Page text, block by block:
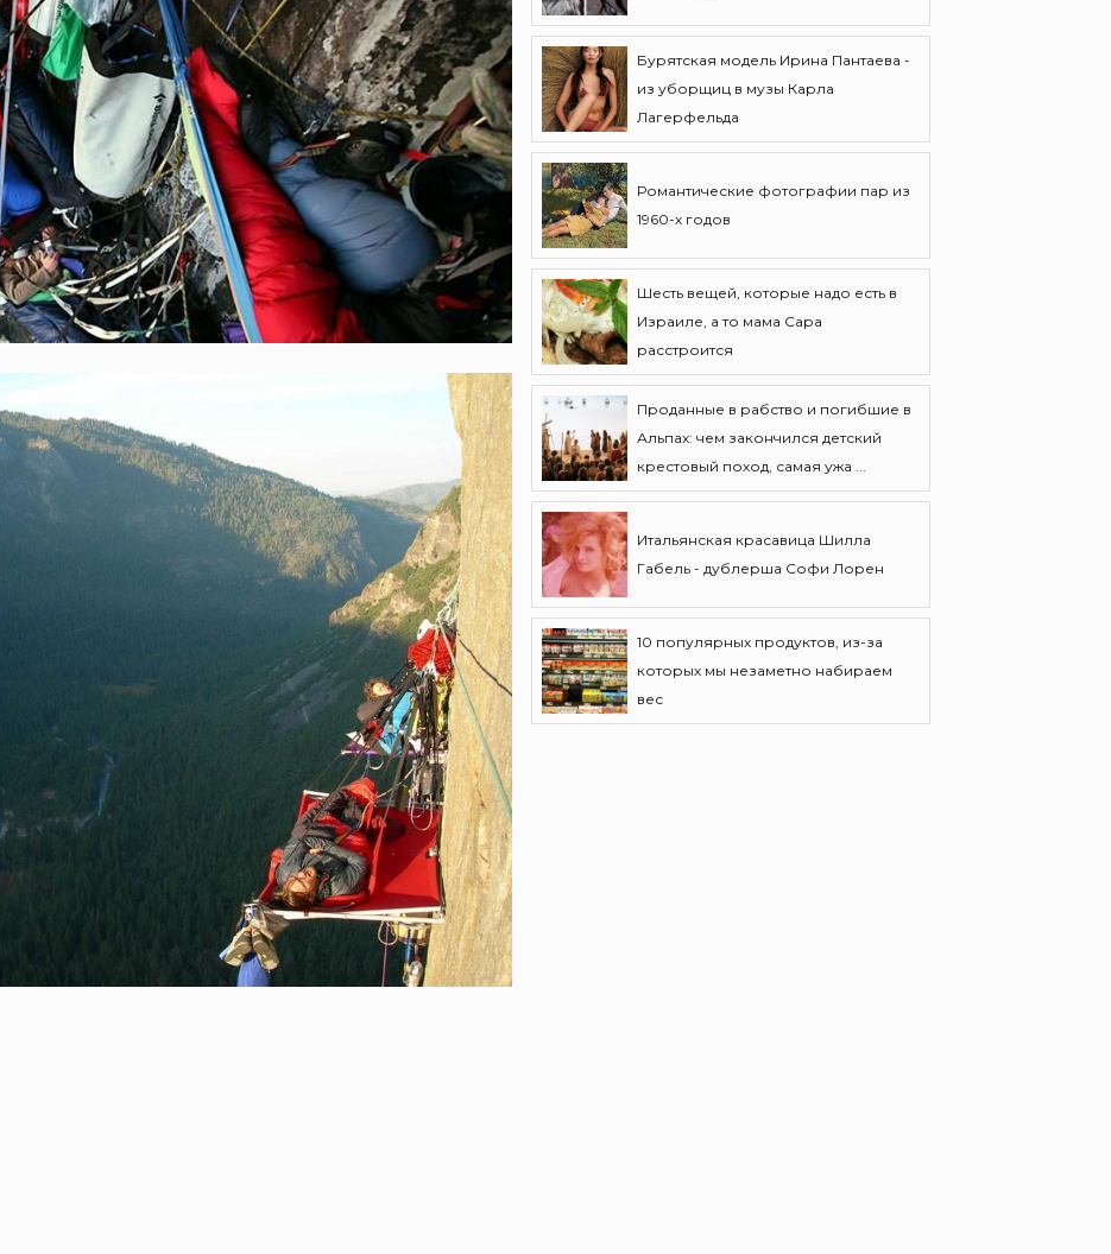
Бурятская модель Ирина Пантаева -
из уборщиц в музы Карла
Лагерфельда
Романтические фотографии пар из
1960-х годов
Шесть вещей, которые надо есть в
Израиле, а то мама Сара
расстроится
Проданные в рабство и погибшие в
Альпах: чем закончился детский
крестовый поход, самая ужа ...
Итальянская красавица Шилла
Габель - дублерша Софи Лорен
10 популярных продуктов, из-за
которых мы незаметно набираем
вес